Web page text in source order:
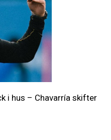
i hus – Chavarría skifter